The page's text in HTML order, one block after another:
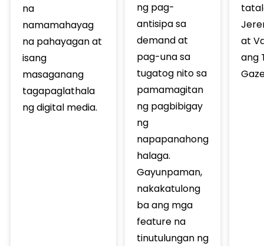
na
namamahayag
na pahayagan at
isang
masaganang
tagapaglathala
ng digital media.
ng pag-
antisipa sa
demand at
pag-una sa
tugatog nito sa
pamamagitan
ng pagbibigay
ng
napapanahong
halaga.
Gayunpaman,
nakakatulong
ba ang mga
feature na
tinutulungan ng
at
ang